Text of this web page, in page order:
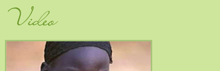
Video